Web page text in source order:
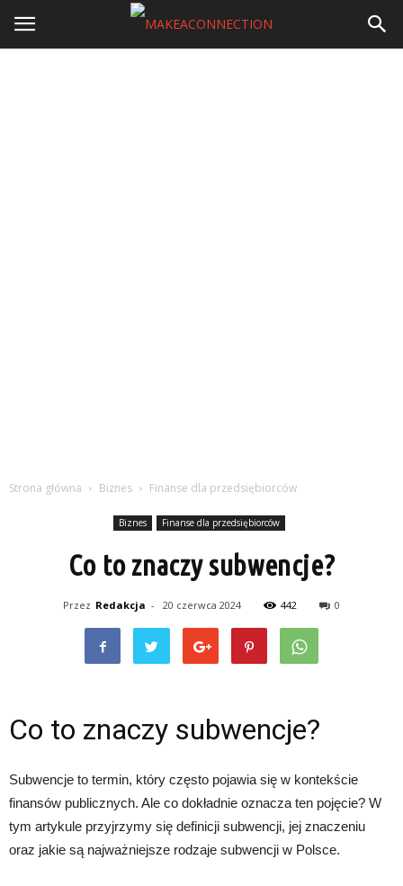
Strona główna Biznes Finanse dla przedsiębiorców
Biznes Finanse dla przedsiębiorców
Co to znaczy subwencje?
Przez Redakcja - 20 czerwca 2024 442 0
Co to znaczy subwencje?
Subwencje to termin, który często pojawia się w kontekście
finansów publicznych. Ale co dokładnie oznacza ten pojęcie? W
tym artykule przyjrzymy się definicji subwencji, jej znaczeniu
oraz jakie są najważniejsze rodzaje subwencji w Polsce.